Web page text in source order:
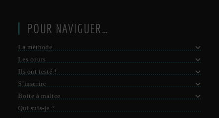
POUR NAVIGUER…
La méthode
Les cours
Ils ont testé !
S’inscrire
Boite à malice
Qui suis-je ?